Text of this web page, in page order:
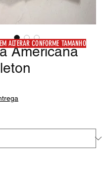
Americana
ALTERAR CONFORME TAMANHO